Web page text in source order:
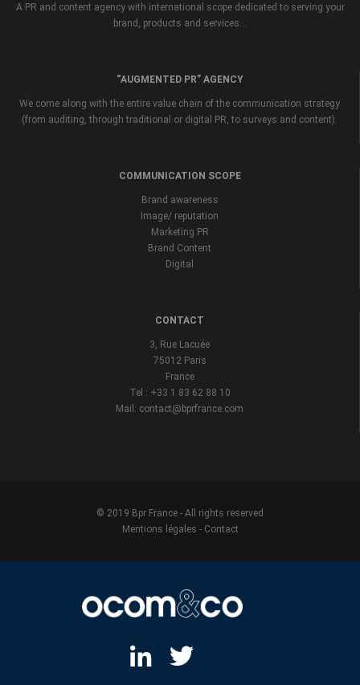
A PR and content agency with international scope dedicated to serving your
brand, products and services...
“AUGMENTED PR” AGENCY
We come along with the entire value chain of the communication strategy
(from auditing, through traditional or digital PR, to surveys and content).
COMMUNICATION SCOPE
Brand awareness
Image/ reputation
Marketing PR
Brand Content
Digital
CONTACT
3, Rue Lacuée
75012 Paris
France
Tel : +33 1 83 62 88 10
Mail: contact@bprfrance.com
© 2019 Bpr France - All rights reserved
Mentions légales - Contact